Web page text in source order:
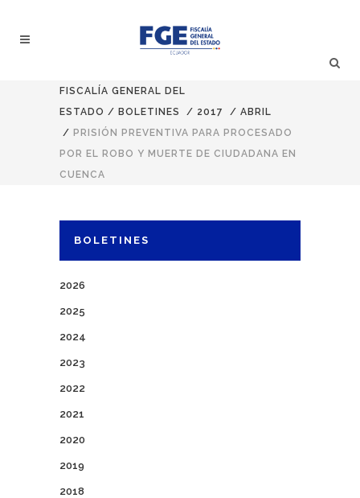
FISCALÍA GENERAL DEL
ESTADO / BOLETINES / 2017 / ABRIL
/ PRISIÓN PREVENTIVA PARA PROCESADO
POR EL ROBO Y MUERTE DE CIUDADANA EN
CUENCA
BOLETINES
2026
2025
2024
2023
2022
2021
2020
2019
2018